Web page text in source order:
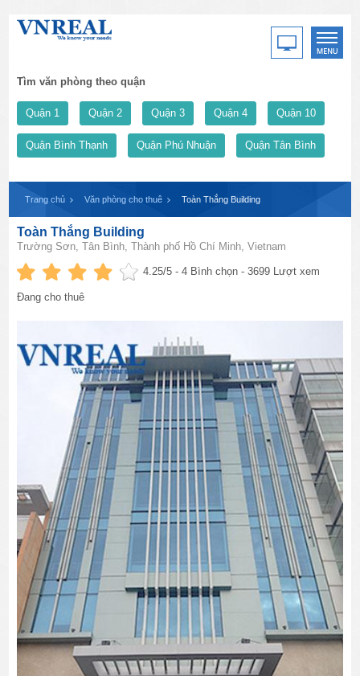
Tìm văn phòng theo quận
Quận 1 Quận 2 Quận 3 Quận 4 Quận 10
Quận Bình Thạnh Quận Phú Nhuận Quận Tân Bình
Trang chủ Văn phòng cho thuê Toàn Thắng Building
Toàn Thắng Building
Trường Sơn, Tân Bình, Thành phố Hồ Chí Minh, Vietnam
4.25/5 -4 Bình chọn - 3699 Lượt xem
Đang cho thuê